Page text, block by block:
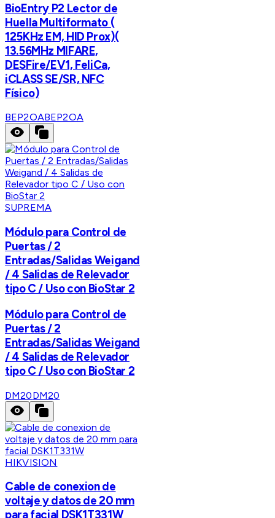
BioEntry P2 Lector de
Huella Multiformato (
125KHz EM, HID Prox)(
13.56MHz MIFARE,
DESFire/EV1, FeliCa,
iCLASS SE/SR, NFC
Físico)
BEP2OABEP2OA
SUPREMA
Módulo para Control de
Puertas / 2
Entradas/Salidas Weigand
/ 4 Salidas de Relevador
tipo C / Uso con BioStar 2
Módulo para Control de
Puertas / 2
Entradas/Salidas Weigand
/ 4 Salidas de Relevador
tipo C / Uso con BioStar 2
DM20DM20
HIKVISION
Cable de conexion de
voltaje y datos de 20 mm
para facial DSK1T331W